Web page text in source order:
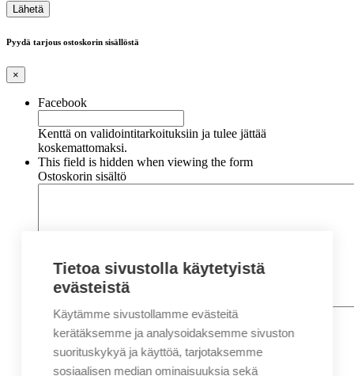
Pyydä tarjous ostoskorin sisällöstä
×
Facebook
Kenttä on validointitarkoituksiin ja tulee jättää
koskemattomaksi.
This field is hidden when viewing the form
Ostoskorin sisältö
Nimi*
Etunimi
Sukunimi
Tietoa sivustolla käytetyistä
evästeistä
Käytämme sivustollamme evästeitä
kerätäksemme ja analysoidaksemme sivuston
suorituskykyä ja käyttöä, tarjotaksemme
sosiaalisen median ominaisuuksia sekä